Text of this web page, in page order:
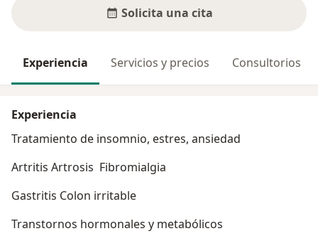
Solicita una cita
Experiencia Servicios y precios Consultorios
Experiencia
Tratamiento de insomnio, estres, ansiedad
Artritis Artrosis Fibromialgia
Gastritis Colon irritable
Transtornos hormonales y metabólicos